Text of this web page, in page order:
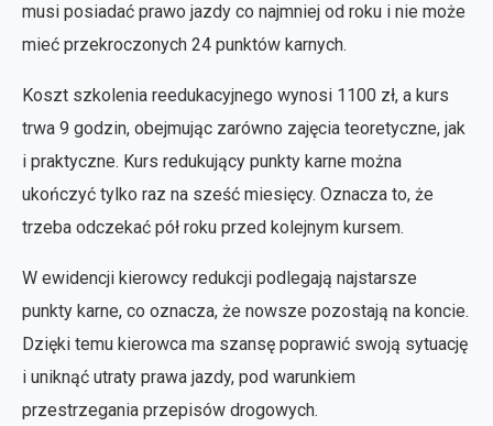
musi posiadać prawo jazdy co najmniej od roku i nie może
mieć przekroczonych 24 punktów karnych.
Koszt szkolenia reedukacyjnego wynosi 1100 zł, a kurs
trwa 9 godzin, obejmując zarówno zajęcia teoretyczne, jak
i praktyczne. Kurs redukujący punkty karne można
ukończyć tylko raz na sześć miesięcy. Oznacza to, że
trzeba odczekać pół roku przed kolejnym kursem.
W ewidencji kierowcy redukcji podlegają najstarsze
punkty karne, co oznacza, że nowsze pozostają na koncie.
Dzięki temu kierowca ma szansę poprawić swoją sytuację
i uniknąć utraty prawa jazdy, pod warunkiem
przestrzegania przepisów drogowych.